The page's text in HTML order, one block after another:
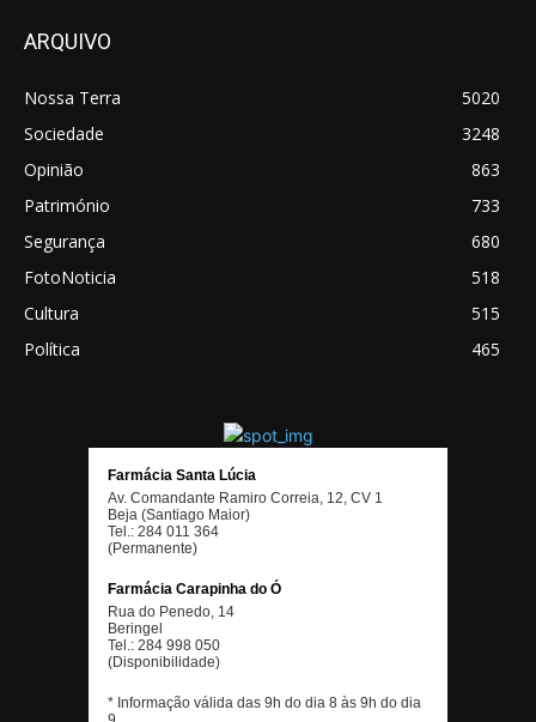
ARQUIVO
Nossa Terra
5020
Sociedade
3248
Opinião
863
Património
733
Segurança
680
FotoNoticia
518
Cultura
515
Política
465